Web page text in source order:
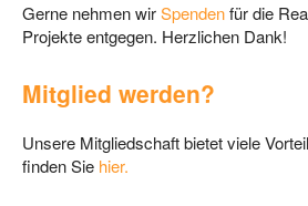
Gerne nehmen wirSpendenfür die
Projekte entgegen. Herzlichen Dank!
Mitglied werden?
Unsere Mitgliedschaft bietet viele
finden Sie hier.